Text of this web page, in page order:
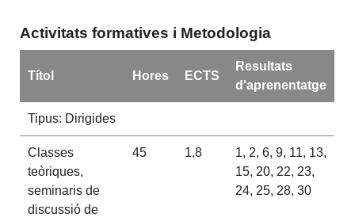
Activitats formatives i Metodologia
Títol Hores ECTS
Resultats
d'aprenentatge
Tipus: Dirigides
Classes
teòriques,
seminaris de
discussió de
45 1,8
1, 2, 6, 9, 11, 13,
15, 20, 22, 23,
24, 25, 28, 30